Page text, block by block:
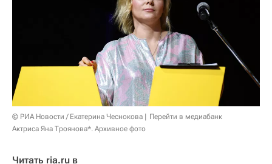
© РИА Новости / Екатерина Чеснокова
Перейти в медиабанк
Актриса Яна Троянова*. Архивное фото
Читать ria.ru в